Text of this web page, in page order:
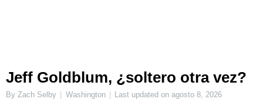
Jeff Goldblum, ¿soltero otra vez?
By Zach Selby Washington Last updated onagosto 8, 2026